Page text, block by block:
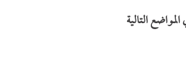
التالية